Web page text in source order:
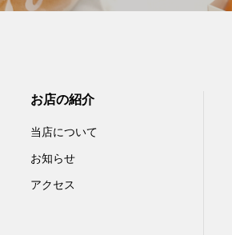
お店の紹介
当店について
お知らせ
アクセス